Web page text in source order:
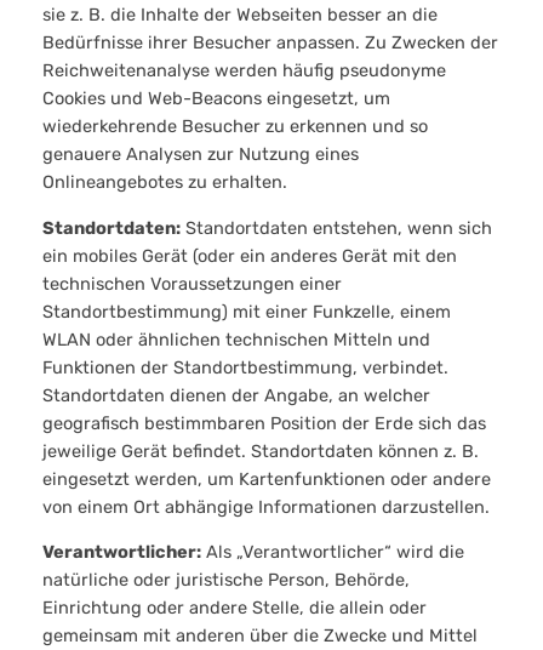
sie z. B. die Inhalte der Webseiten besser an die
Bedürfnisse ihrer Besucher anpassen. Zu Zwecken der
Reichweitenanalyse werden häufig pseudonyme
Cookies und Web-Beacons eingesetzt, um
wiederkehrende Besucher zu erkennen und so
genauere Analysen zur Nutzung eines
Onlineangebotes zu erhalten.
Standortdaten:Standortdaten entstehen, wenn sich
ein mobiles Gerät (oder ein anderes Gerät mit den
technischen Voraussetzungen einer
Standortbestimmung) mit einer Funkzelle, einem
WLAN oder ähnlichen technischen Mitteln und
Funktionen der Standortbestimmung, verbindet.
Standortdaten dienen der Angabe, an welcher
geografisch bestimmbaren Position der Erde sich das
jeweilige Gerät befindet. Standortdaten können z. B.
eingesetzt werden, um Kartenfunktionen oder andere
von einem Ort abhängige Informationen darzustellen.
Verantwortlicher:Als „Verantwortlicher“ wird die
natürliche oder juristische Person, Behörde,
Einrichtung oder andere Stelle, die allein oder
gemeinsam mit anderen über die Zwecke und Mittel